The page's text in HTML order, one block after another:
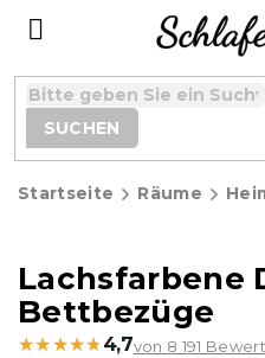
SUCHEN
Startseite Räume
Lachsfarbene
Bettbezüge
★★★★★
★★★★★ 4,7von 8 191